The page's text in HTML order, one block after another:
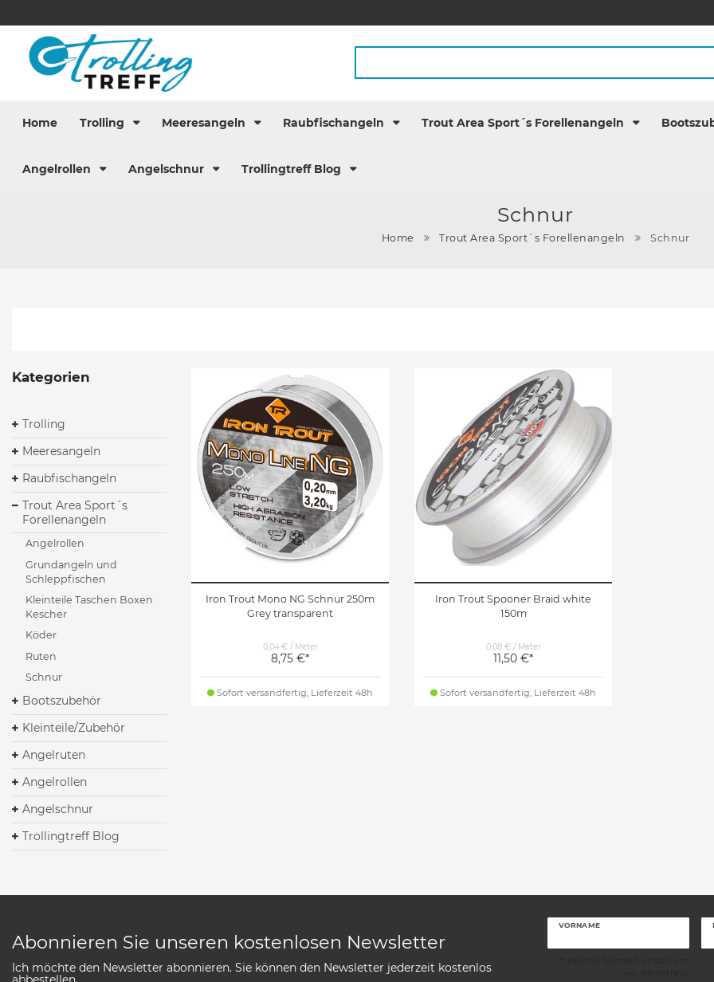
Home Trolling Meeresangeln Raubfischangeln Trout Area Sport´s Forellenangeln
Angelrollen Angelschnur Trollingtreff Blog
Schnur
Home Trout Area Sport´s Forellenangeln Schnur
Kategorien
Trolling
Meeresangeln
Raubfischangeln
Trout Area Sport´s
Forellenangeln
Angelrollen
Grundangeln und
Schleppfischen
Kleinteile Taschen Boxen
Kescher
Köder
Ruten
Schnur
Bootszubehör
Kleinteile/Zubehör
Angelruten
Angelrollen
Angelschnur
Trollingtreff Blog
Iron Trout Mono NG Schnur 250m
Grey transparent
0,04 € / Meter
8,75 €*
Sofort versandfertig, Lieferzeit 48h
Iron Trout Spooner Braid white
150m
0,08 € / Meter
11,50 €*
Sofort versandfertig, Lieferzeit 48h
Abonnieren Sie unseren kostenlosen Newsletter
Ich möchte den Newsletter abonnieren. Sie können den Newsletter jederzeit kostenlos
VORNAME